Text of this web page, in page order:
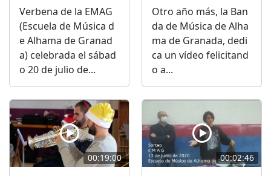
Verbena de la EMAG
(Escuela de Música d
e Alhama de Granad
a) celebrada el sábad
o 20 de julio de...
Otro año más, la Ban
da de Música de Alha
ma de Granada, dedi
ca un vídeo felicitand
o a...
00:19:00 00:02:46